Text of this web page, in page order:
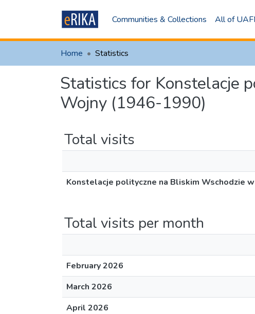
Communities & Collections All of
Home Statistics
Statistics for Konstelacje
Wojny (1946-1990)
Total visits
Konstelacje polityczne na Bliskim Wschodzie
Total visits per month
February 2026
March 2026
April 2026